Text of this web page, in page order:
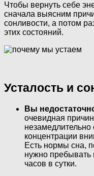
Чтобы вернуть себе
сначала выясним
сонливости, а потом
этих состояний.
Усталость и
Вы
очевидная
незамедлительно
концентрации
Есть нормы сна,
нужно
часов в сутки.